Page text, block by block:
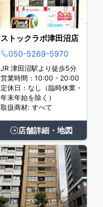
ストックラボ津田沼店
050-5269-5970
JR 津田沼駅より徒歩5分
営業時間：10:00 - 20:00
定休日：なし（臨時休業・
年末年始を除く）
取扱商材: すべて
店舗詳細・地図